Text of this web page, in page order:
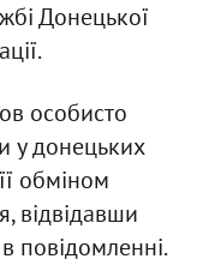
Донецької
особисто
у донецьких
обміном
відвідавши
повідомленні.